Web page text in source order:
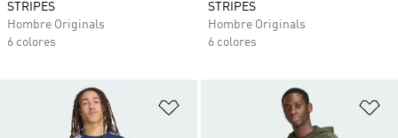
STRIPES
Hombre Originals
6 colores
STRIPES
Hombre Originals
6 colores
Añadir a la lista de deseos